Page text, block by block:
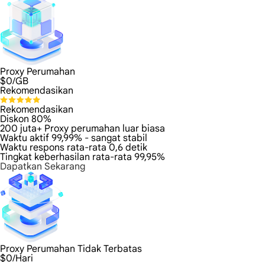
Proxy Perumahan
$0/GB
Rekomendasikan
Rekomendasikan
Diskon 80%
200 juta+ Proxy perumahan luar biasa
Waktu aktif 99,99% - sangat stabil
Waktu respons rata-rata 0,6 detik
Tingkat keberhasilan rata-rata 99,95%
Dapatkan Sekarang
Proxy Perumahan Tidak Terbatas
$0/Hari